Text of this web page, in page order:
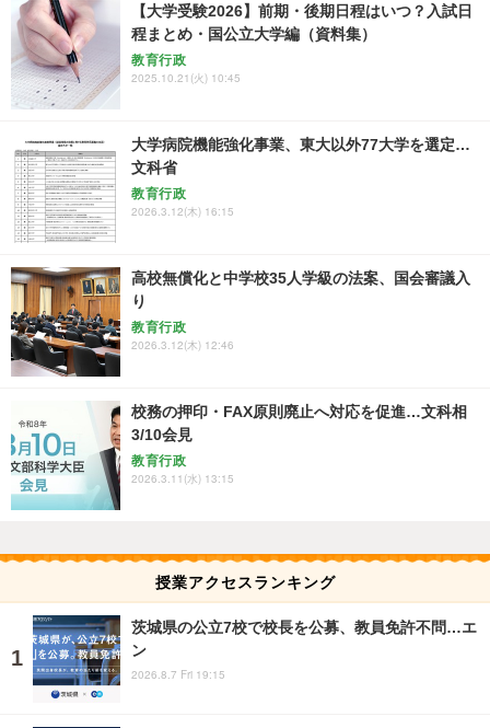
【大学受験2026】前期・後期日程はいつ？入試日
程まとめ・国公立大学編（資料集）
教育行政
2025.10.21(火) 10:45
大学病院機能強化事業、東大以外77大学を選定…
文科省
教育行政
2026.3.12(木) 16:15
高校無償化と中学校35人学級の法案、国会審議入
り
教育行政
2026.3.12(木) 12:46
校務の押印・FAX原則廃止へ対応を促進…文科相
3/10会見
教育行政
2026.3.11(水) 13:15
授業アクセスランキング
茨城県の公立7校で校長を公募、教員免許不問…エ
ン
2026.8.7 Fri 19:15